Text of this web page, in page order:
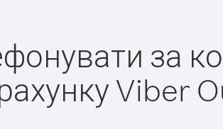
за
Viber